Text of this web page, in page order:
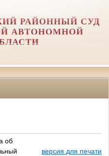
РАЙОННЫЙ СУД
АВТОНОМНОЙ
об
версия для печати